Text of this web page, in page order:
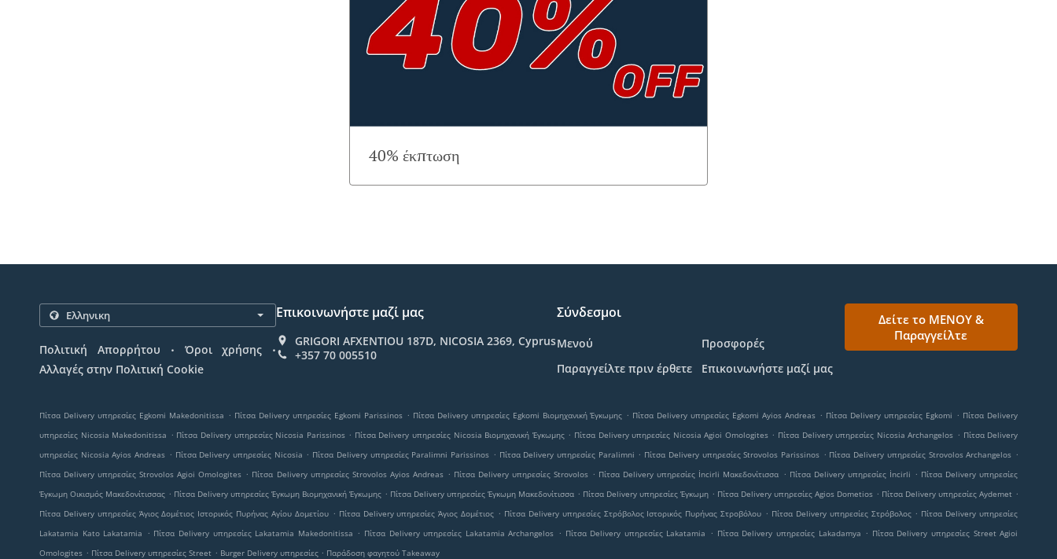
40% έκπτωση
Πολιτική Απορρήτου . Όροι χρήσης .
Αλλαγές στην Πολιτική Cookie
Επικοινωνήστε μαζί μας
GRIGORI AFXENTIOU 187D, NICOSIA 2369, Cyprus
+357 70 005510
Σύνδεσμοι
Μενού
Προσφορές
Παραγγείλτε πριν έρθετε
Επικοινωνήστε μαζί μας
Δείτε το ΜΕΝΟΥ &
Παραγγείλτε
Πίτσα Delivery υπηρεσίες Egkomi Makedonitissa . Πίτσα Delivery υπηρεσίες Egkomi Parissinos . Πίτσα Delivery υπηρεσίες Egkomi Βιομηχανική Έγκωμης . Πίτσα Delivery υπηρεσίες Egkomi Ayios Andreas . Πίτσα Delivery υπηρεσίες Egkomi . Πίτσα Delivery
υπηρεσίες Nicosia Makedonitissa . Πίτσα Delivery υπηρεσίες Nicosia Parissinos . Πίτσα Delivery υπηρεσίες Nicosia Βιομηχανική Έγκωμης . Πίτσα Delivery υπηρεσίες Nicosia Agioi Omologites . Πίτσα Delivery υπηρεσίες Nicosia Archangelos . Πίτσα Delivery
υπηρεσίες Nicosia Ayios Andreas . Πίτσα Delivery υπηρεσίες Nicosia . Πίτσα Delivery υπηρεσίες Paralimni Parissinos . Πίτσα Delivery υπηρεσίες Paralimni . Πίτσα Delivery υπηρεσίες Strovolos Parissinos . Πίτσα Delivery υπηρεσίες Strovolos Archangelos .
Πίτσα Delivery υπηρεσίες Strovolos Agioi Omologites . Πίτσα Delivery υπηρεσίες Strovolos Ayios Andreas . Πίτσα Delivery υπηρεσίες Strovolos . Πίτσα Delivery υπηρεσίες İncirli Μακεδονίτισσα . Πίτσα Delivery υπηρεσίες İncirli . Πίτσα Delivery υπηρεσίες
Έγκωμη Οικισμός Μακεδονίτισσας . Πίτσα Delivery υπηρεσίες Έγκωμη Βιομηχανική Έγκωμης . Πίτσα Delivery υπηρεσίες Έγκωμη Μακεδονίτισσα . Πίτσα Delivery υπηρεσίες Έγκωμη . Πίτσα Delivery υπηρεσίες Agios Dometios . Πίτσα Delivery υπηρεσίες Aydemet .
Πίτσα Delivery υπηρεσίες Άγιος Δομέτιος Ιστορικός Πυρήνας Αγίου Δομετίου . Πίτσα Delivery υπηρεσίες Άγιος Δομέτιος . Πίτσα Delivery υπηρεσίες Στρόβολος Ιστορικός Πυρήνας Στροβόλου . Πίτσα Delivery υπηρεσίες Στρόβολος . Πίτσα Delivery υπηρεσίες
Lakatamia Kato Lakatamia
. Πίτσα Delivery υπηρεσίες Lakatamia Makedonitissa . Πίτσα Delivery υπηρεσίες Lakatamia Archangelos . Πίτσα Delivery υπηρεσίες Lakatamia . Πίτσα Delivery υπηρεσίες Lakadamya . Πίτσα Delivery υπηρεσίες Street Agioi
Omologites . Πίτσα Delivery υπηρεσίες Street . Burger Delivery υπηρεσίες . Παράδοση φαγητού Takeaway